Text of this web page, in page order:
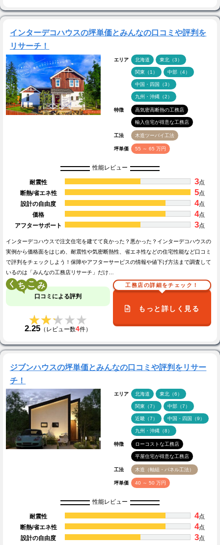
インターデコハウスの坪単価とみんなの口コミや評判を
リサーチ！
エリア 北海道 東北（3）
関東（1） 中部（4）
中国・四国（3）
九州・沖縄（2）
特徴 高気密高断熱の工務店
輸入住宅が得意な工務店
工法 木造ツーバイ工法
坪単価 55 ～ 65 万円
性能レビュー
耐震性 3点
断熱/省エネ性
5点
設計の自由度
4点
価格
4点
アフターサポート
3点
インターデコハウスで注文住宅を建てて良かった？悪かった？インターデコハウスの
実例から価格面をはじめ、耐震性や気密断熱性、省エネ性などの住宅性能など口コミ
で評判をチェックしよう！保障やアフターサービスの情報や値下げ方法まで調査して
いるのは「みんなの工務店リサーチ」だけ…
く こ
口コミによる評判
★★★★★
★★★★★
2.25 （レビュー数4件）
工務店の詳細をチェック！
もっと詳しく見る
ジブンハウスの坪単価とみんなの口コミや評判をリサー
チ！
エリア 北海道 東北（6）
関東（7） 中部（7）
近畿（7） 中国・四国（9）
九州・沖縄（8）
特徴 ローコストな工務店
平屋住宅が得意な工務店
工法 木造（軸組・パネル工法）
坪単価 40 ～ 50 万円
性能レビュー
耐震性 4点
断熱/省エネ性
4点
設計の自由度
3点